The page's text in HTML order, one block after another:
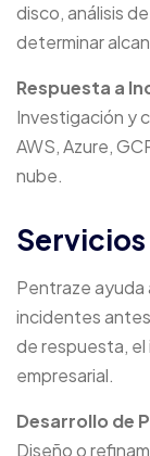
disco, análisis
determinar
Respuesta a
Investigación y
AWS, Azure,
nube.
Pentraze ayuda
incidentes
de respuesta,
empresarial.
Desarrollo de
Diseño o